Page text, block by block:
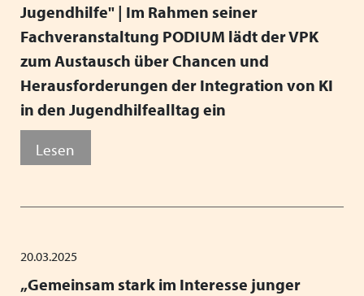
Jugendhilfe" | Im Rahmen seiner
Fachveranstaltung PODIUM lädt der VPK
zum Austausch über Chancen und
Herausforderungen der Integration von KI
in den Jugendhilfealltag ein
Lesen
20.03.2025
„Gemeinsam stark im Interesse junger